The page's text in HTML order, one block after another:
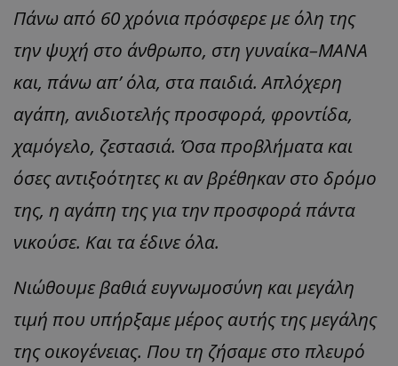
Πάνω από 60 χρόνια πρόσφερε με όλη της
την ψυχή στο άνθρωπο, στη γυναίκα–ΜΑΝΑ
και, πάνω απ’ όλα, στα παιδιά. Απλόχερη
αγάπη, ανιδιοτελής προσφορά, φροντίδα,
χαμόγελο, ζεστασιά. Όσα προβλήματα και
όσες αντιξοότητες κι αν βρέθηκαν στο δρόμο
της, η αγάπη της για την προσφορά πάντα
νικούσε. Και τα έδινε όλα.
Νιώθουμε βαθιά ευγνωμοσύνη και μεγάλη
τιμή που υπήρξαμε μέρος αυτής της μεγάλης
της οικογένειας. Που τη ζήσαμε στο πλευρό